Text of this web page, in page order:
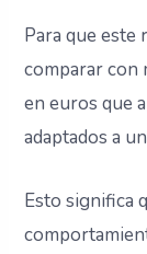
Para que este
comparar con
en euros que
adaptados a
Esto significa